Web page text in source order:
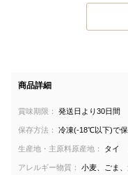
商品詳細
賞味期限： 発送日より30日間
保存方法： 冷凍(-18℃以下)で保
生産地・主原料原産地： タイ
アレルギー物質： 小麦、ごま